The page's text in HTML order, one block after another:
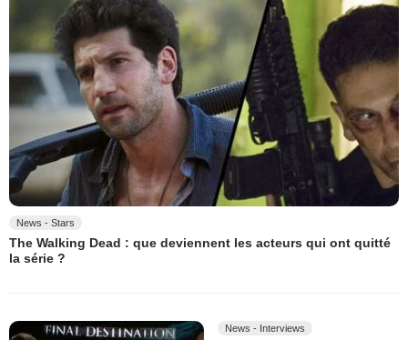
News - Stars
The Walking Dead : que deviennent les acteurs qui ont quitté
la série ?
News - Interviews